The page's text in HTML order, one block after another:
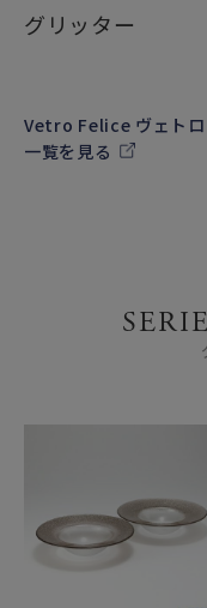
グリッター
Vetro Felice ヴェトロ
一覧を見る